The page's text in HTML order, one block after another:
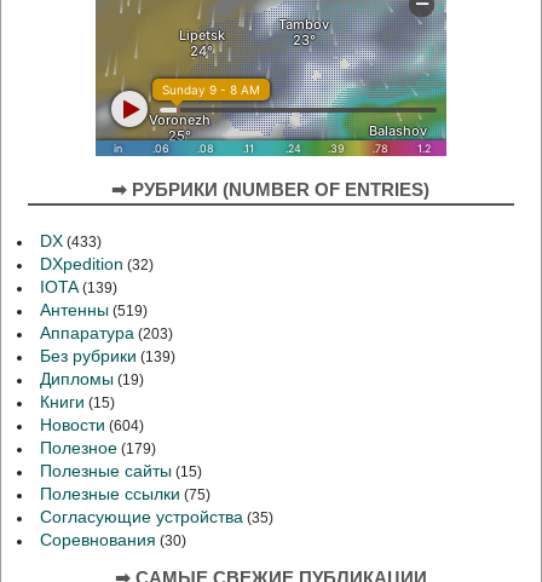
➡ РУБРИКИ (NUMBER OF ENTRIES)
DX (433)
DXpedition (32)
IOTA(139)
Антенны (519)
Аппаратура (203)
Без рубрики (139)
Дипломы (19)
Книги (15)
Новости (604)
Полезное (179)
Полезные сайты (15)
Полезные ссылки (75)
Согласующие устройства (35)
Соревнования (30)
➡ САМЫЕ СВЕЖИЕ ПУБЛИКАЦИИ